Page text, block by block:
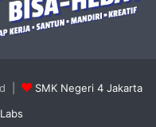
|
SMK Negeri 4 Jakarta